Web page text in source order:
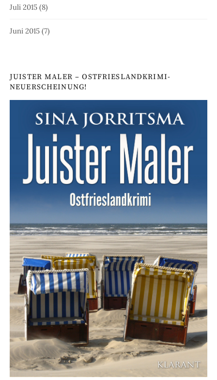
Juli 2015 (8)
Juni 2015 (7)
JUISTER MALER – OSTFRIESLANDKRIMI-
NEUERSCHEINUNG!